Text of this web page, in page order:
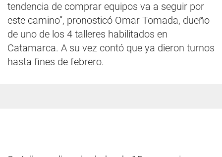
tendencia de comprar equipos va a seguir por
este camino”, pronosticó Omar Tomada, dueño
de uno de los 4 talleres habilitados en
Catamarca. A su vez contó que ya dieron turnos
hasta fines de febrero.